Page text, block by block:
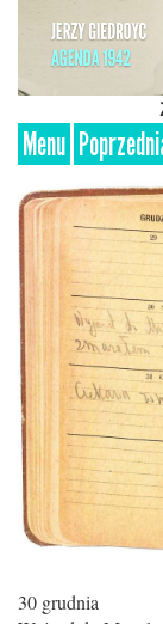
Menu
30 grudnia